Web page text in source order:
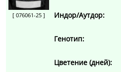
[ 076061-25 ]
Индор/Аутдор:
Генотип:
Цветение (дней):